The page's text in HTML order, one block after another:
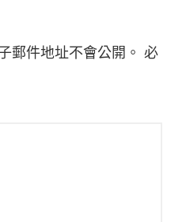
郵件地址不會公開。 必